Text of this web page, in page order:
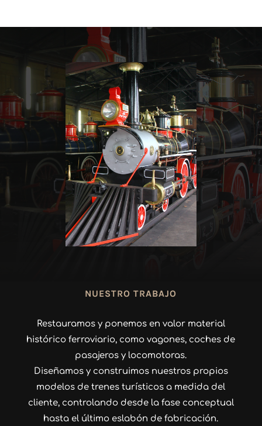
NUESTRO TRABAJO
Restauramos y ponemos en valor material
histórico ferroviario, como vagones, coches de
pasajeros y locomotoras.
Diseñamos y construimos nuestros propios
modelos de trenes turísticos a medida del
cliente, controlando desde la fase conceptual
hasta el último eslabón de fabricación.